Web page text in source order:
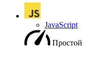
JavaScript
Простой